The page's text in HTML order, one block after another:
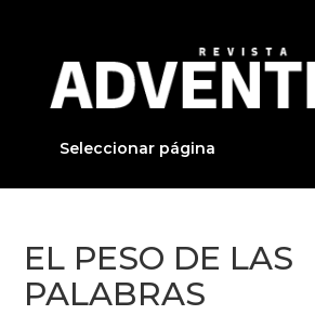
Seleccionar página
EL PESO DE LAS
PALABRAS